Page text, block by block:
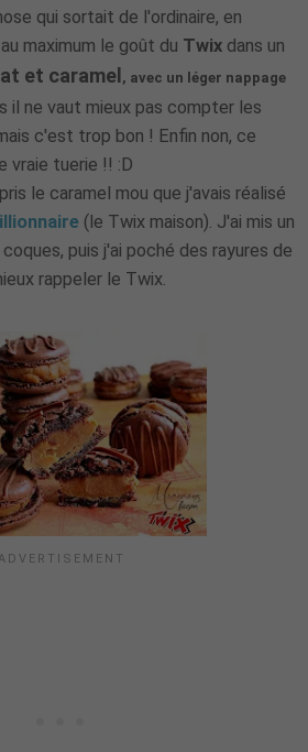
qui sortait de l'ordinaire, en
maximum le goût du Twix dans un
et caramel, avec un léger nappage
il ne vaut mieux pas compter les
c'est trop bon ! Enfin non, ce
vraie tuerie !! :D
le caramel mou que j'avais réalisé
(le Twix maison). J'ai mis un
puis j'ai poché des rayures de
rappeler le Twix.